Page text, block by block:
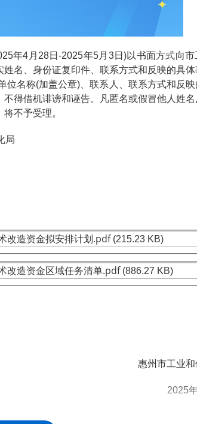
4月28日-2025年5月3日)以书面方式向市
名、身份证复印件、联系方式和反映的具体
位名称(加盖公章)、联系人、联系方式和反
得借机诽谤和诬告。凡匿名或假冒他人姓
不予受理。
局
改造资金拟安排计划 .pdf(215.23 KB)
改造资金区域任务清单.pdf(886.27 KB)
惠州市工业和
2025年